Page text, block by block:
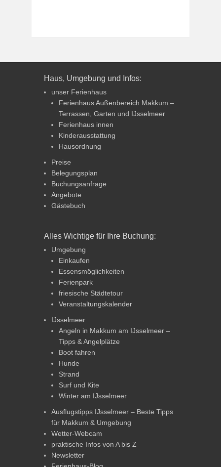
Haus, Umgebung und Infos:
unser Ferienhaus
Ferienhaus Außenbereich Makkum –
Terrassen, Garten und IJsselmeer
Ferienhaus innen
Kinderausstattung
Hausordnung
Preise
Belegungsplan
Buchungsanfrage
Angebote
Gästebuch
Alles Wichtige für Ihre Buchung:
Umgebung
Einkaufen
Essensmöglichkeiten
Ferienpark
friesische Städtetour
Veranstaltungskalender
IJsselmeer
Angeln in Makkum am IJsselmeer –
Tipps & Angelplätze
Boot fahren
Hunde
Strand
Surf und Kite
Winter am IJsselmeer
Ausflugstipps IJsselmeer – Beste Tipps
für Makkum & Umgebung
Wetter-Webcam
praktische Infos von A bis Z
Newsletter